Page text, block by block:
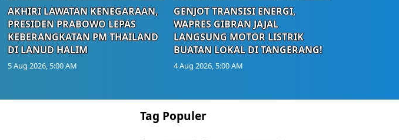
AKHIRI LAWATAN KENEGARAAN,
PRESIDEN PRABOWO LEPAS
KEBERANGKATAN PM THAILAND
DI LANUD HALIM
5 Aug 2026, 5:00 AM
GENJOT TRANSISI ENERGI,
WAPRES GIBRAN JAJAL
LANGSUNG MOTOR LISTRIK
BUATAN LOKAL DI TANGERANG!
4 Aug 2026, 5:00 AM
Tag Populer